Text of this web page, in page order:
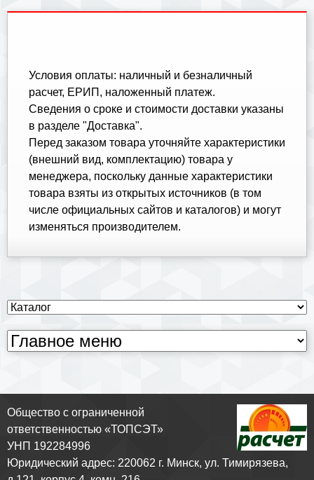
Условия оплаты: наличный и безналичный
расчет, ЕРИП, наложенный платеж.
Cведения о сроке и стоимости доставки указаны
в разделе "Доставка".
Перед заказом товара уточняйте характеристики
(внешний вид, комплектацию) товара у
менеджера, поскольку данные характеристики
товара взяты из открытых источников (в том
числе официальных сайтов и каталогов) и могут
изменяться производителем.
Общество с ограниченной
ответственностью «ТОПСЭТ»
УНП 192284996
Юридический адрес: 220062 г. Минск, ул. Тимирязева,